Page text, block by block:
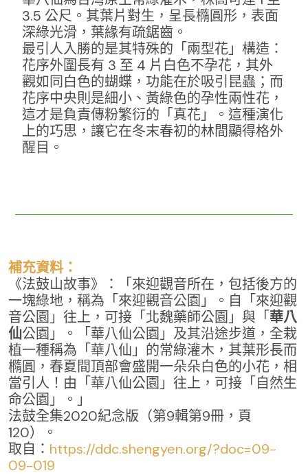
3.5 公尺。其葉片對生，呈長橢圓形，表面
深綠光滑，葉緣有疏鋸齒。
最引人入勝的是其特殊的「兩型花」構造：
花序外圍長有 3 至 4 片白色不孕花，其外
觀如同白色的蝴蝶，功能在於吸引昆蟲；而
花序中央則是細小、黃綠色的孕性兩性花，
這才是負責傳粉繁衍的「真花」。這種演化
上的巧思，讓它在冬末春初的林間顯得格外
醒目。
補充資料：
《法鼓山故事》：「來迎觀音所在，包括後方的
一塊綠地，稱為「來迎觀音公園」。自「來迎觀
音公園」往上，可接「北魏藥師公園」與「華八
仙公園」。「華八仙公園」及其沿途步道，全栽
植一種稱為「華八仙」的常綠灌木，其葉形長而
橢圓，春夏間頂部會盛開一朵朵白色的小花，相
當引人！由「華八仙公園」往上，可接「自然生
命公園」。」
法鼓全集2020紀念版（第9輯第9冊，頁
120）。
取自： https://ddc.shengyen.org/?doc=09-
09-019